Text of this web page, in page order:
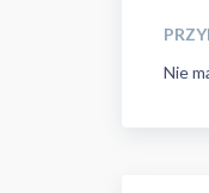
Nie